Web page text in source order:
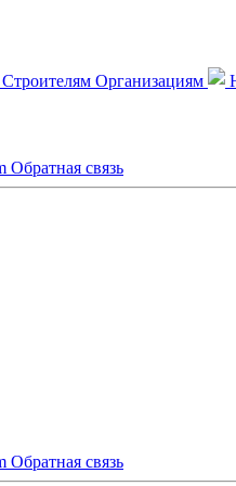
Строителям Организациям
Обратная связь
Обратная связь